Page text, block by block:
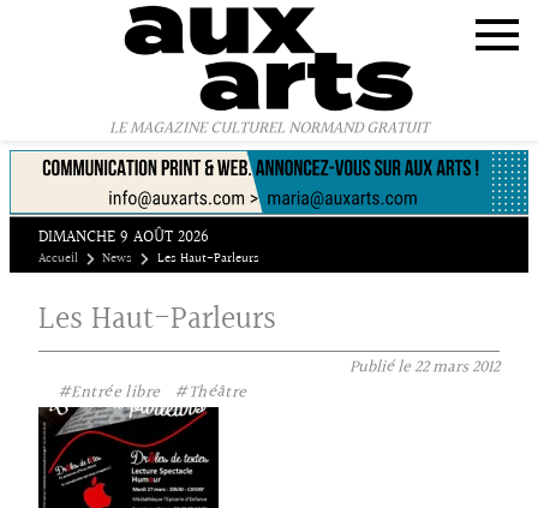
LE MAGAZINE CULTUREL NORMAND GRATUIT
DIMANCHE 9 AOÛT 2026
Accueil News Les Haut-Parleurs
Les Haut-Parleurs
Publié le22 mars 2012
#Entrée libre
#Théâtre
Panneau de gestion des cookies